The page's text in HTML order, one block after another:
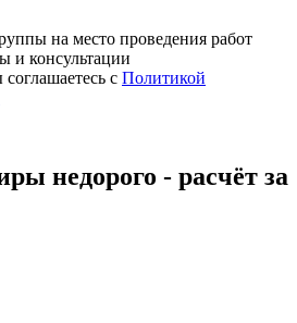
на место проведения работ
и консультации
с Политикой
недорого - расчёт за